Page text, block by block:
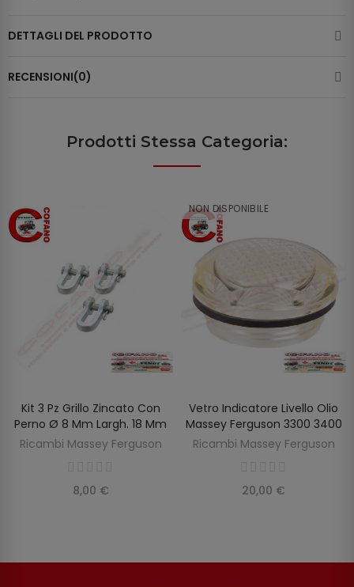
DETTAGLI DEL PRODOTTO
RECENSIONI(0)
Prodotti Stessa Categoria:
AGGIUNGI AL CARRELLO
Kit 3 Pz Grillo Zincato Con
Perno Ø 8 Mm Largh. 18 Mm
Ricambi Massey Ferguson
8,00 €
NON DISPONIBILE
SCOPRIRE
Vetro Indicatore Livello Olio
Massey Ferguson 3300 3400
Ricambi Massey Ferguson
20,00 €